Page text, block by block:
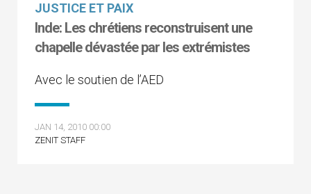
JUSTICE ET PAIX
Inde: Les chrétiens reconstruisent une
chapelle dévastée par les extrémistes
Avec le soutien de l’AED
JAN 14, 2010 00:00
ZENIT STAFF